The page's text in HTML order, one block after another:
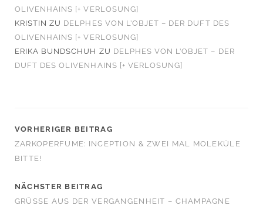
OLIVENHAINS [+ VERLOSUNG]
KRISTIN ZU DELPHES VON L’OBJET – DER DUFT DES
OLIVENHAINS [+ VERLOSUNG]
ERIKA BUNDSCHUH ZU DELPHES VON L’OBJET – DER
DUFT DES OLIVENHAINS [+ VERLOSUNG]
VORHERIGER BEITRAG
ZARKOPERFUME: INCEPTION & ZWEI MAL MOLEKÜLE
BITTE!
NÄCHSTER BEITRAG
GRÜSSE AUS DER VERGANGENHEIT – CHAMPAGNE V